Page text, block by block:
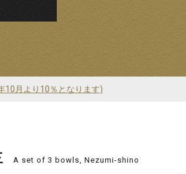
月より10％となります)
A set of 3 bowls, Nezumi-shino